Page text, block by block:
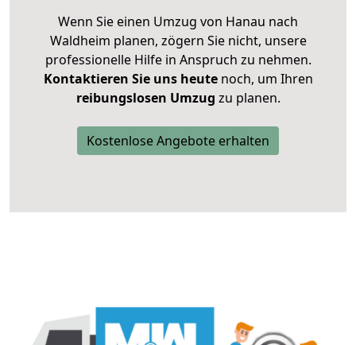
Wenn Sie einen Umzug von Hanau nach
Waldheim planen, zögern Sie nicht, unsere
professionelle Hilfe in Anspruch zu nehmen.
Kontaktieren Sie uns heutenoch, um Ihren
reibungslosen Umzug zu planen.
Kostenlose Angebote erhalten